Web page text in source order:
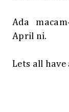
Ada
April ni.
Lets all have